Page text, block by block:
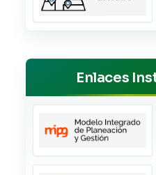
Enlaces